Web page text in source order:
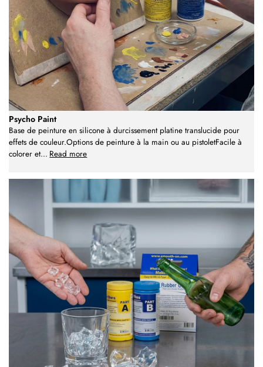
Psycho Paint
Base de peinture en silicone à durcissement platine translucide pour
effets de couleur.Options de peinture à la main ou au pistoletFacile à
colorer et... Read more